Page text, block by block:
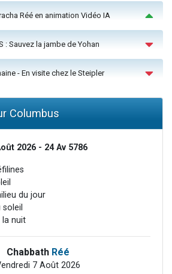
Réé en animation Vidéo IA
: Sauvez la jambe de Yohan
- En visite chez le Steipler
Columbus
2026 - 24 Av 5786
du jour
la nuit
Chabbath Réé
7 Août 2026